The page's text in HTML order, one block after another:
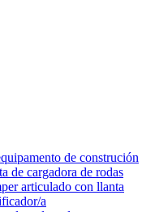
de construción
de cargadora de rodas
articulado con llanta
a